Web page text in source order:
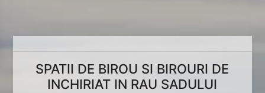
SPATII DE BIROU SI BIROURI DE
INCHIRIAT IN RAU SADULUI